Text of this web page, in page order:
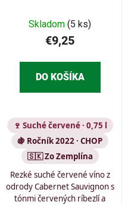
Skladom (5 ks)
€9,25
DO KOŠÍKA
🍷 Suché červené · 0,75 l
🍇 Ročník 2022 · CHOP
🇸🇰 Zo Zemplína
Rezké suché červené víno z
odrody Cabernet Sauvignon s
tónmi červených ríbezlí a